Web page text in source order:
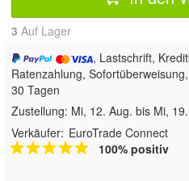
3 Auf Lager
, Lastschrift,
Ratenzahlung,
30 Tagen
Zustellung: Mi, 12. Aug. bis Mi,
Verkäufer: EuroTrade Connect
100% positiv